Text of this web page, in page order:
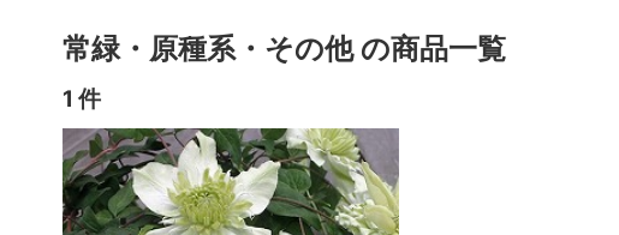
常緑・原種系・その他 の商品一覧
1 件